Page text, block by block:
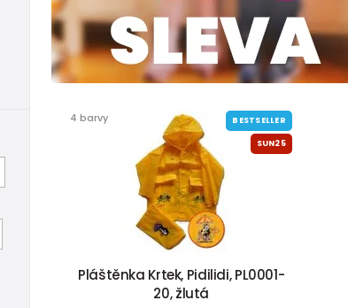
4 barvy BESTSELLER
SUN25
Pláštěnka Krtek, Pidilidi, PL0001-
20, žlutá